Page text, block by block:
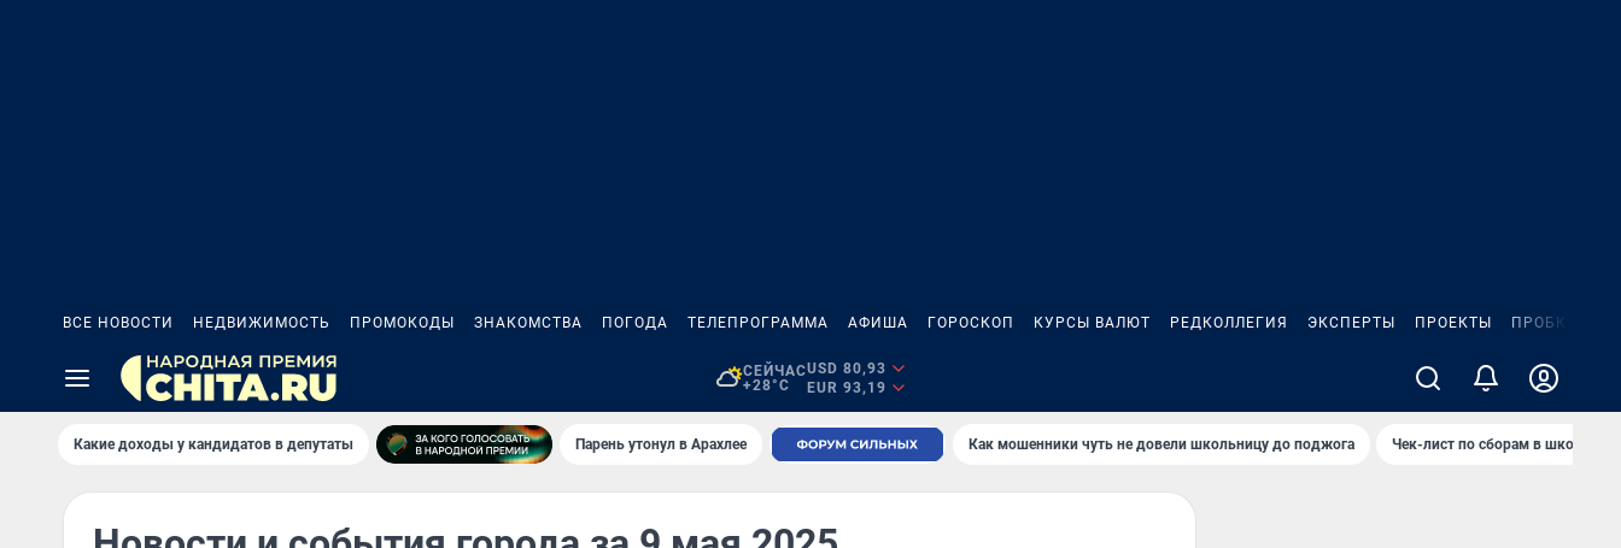
ВСЕ НОВОСТИ НЕДВИЖИМОСТЬ ПРОМОКОДЫ ЗНАКОМСТВА ПОГОДА ТЕЛЕПРОГРАММА АФИША ГОРОСКОП КУРСЫ ВАЛЮТ РЕДКОЛЛЕГИЯ ЭКСПЕРТЫ ПРОЕКТЫ ПРОБКИ
СЕЙЧАС
+28°C
USD 80,93
EUR 93,19
Какие доходы у кандидатов в депутаты Парень утонул в Арахлее Как мошенники чуть не довели школьницу до поджога Чек-лист по сборам в школу в